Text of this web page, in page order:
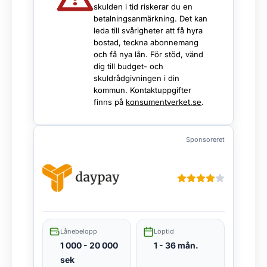
skulden i tid riskerar du en
betalningsanmärkning. Det kan
leda till svårigheter att få hyra
bostad, teckna abonnemang
och få nya lån. För stöd, vänd
dig till budget- och
skuldrådgivningen i din
kommun. Kontaktuppgifter
finns på konsumentverket.se.
Sponsoreret
Lånebelopp
1 000 - 20 000
sek
Löptid
1 - 36 mån.